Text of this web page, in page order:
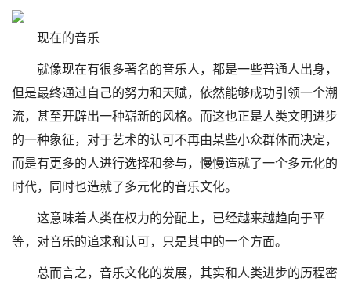
现在的音乐
就像现在有很多著名的音乐人，都是一些普通人出身，
但是最终通过自己的努力和天赋，依然能够成功引领一个潮
流，甚至开辟出一种崭新的风格。而这也正是人类文明进步
的一种象征，对于艺术的认可不再由某些小众群体而决定，
而是有更多的人进行选择和参与，慢慢造就了一个多元化的
时代，同时也造就了多元化的音乐文化。
这意味着人类在权力的分配上，已经越来越趋向于平
等，对音乐的追求和认可，只是其中的一个方面。
总而言之，音乐文化的发展，其实和人类进步的历程密